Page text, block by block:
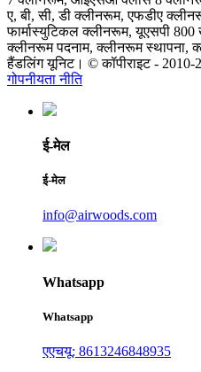
ए, बी, सी, डी क्लीनरूम, एफडीए
फार्मास्युटिकल क्लीनरूम, यूएसपी
क्लीनरूम पदनाम, क्लीनरूम स्थापना,
हैंडलिंग यूनिट। © कॉपीराइट - 2010-
गोपनीयता नीति
ई-मेल
ई-मेल
info@airwoods.com
Whatsapp
Whatsapp
एएचयू: 8613246848935